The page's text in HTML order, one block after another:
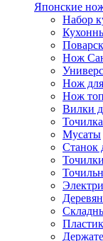
Японские
Набор
Нож
Нож для
Нож
Вилки
Мусаты
Станок
Точилки